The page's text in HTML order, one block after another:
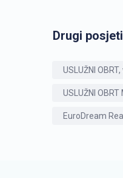
Drugi
USLUŽNI
USLUŽNI
EuroDream